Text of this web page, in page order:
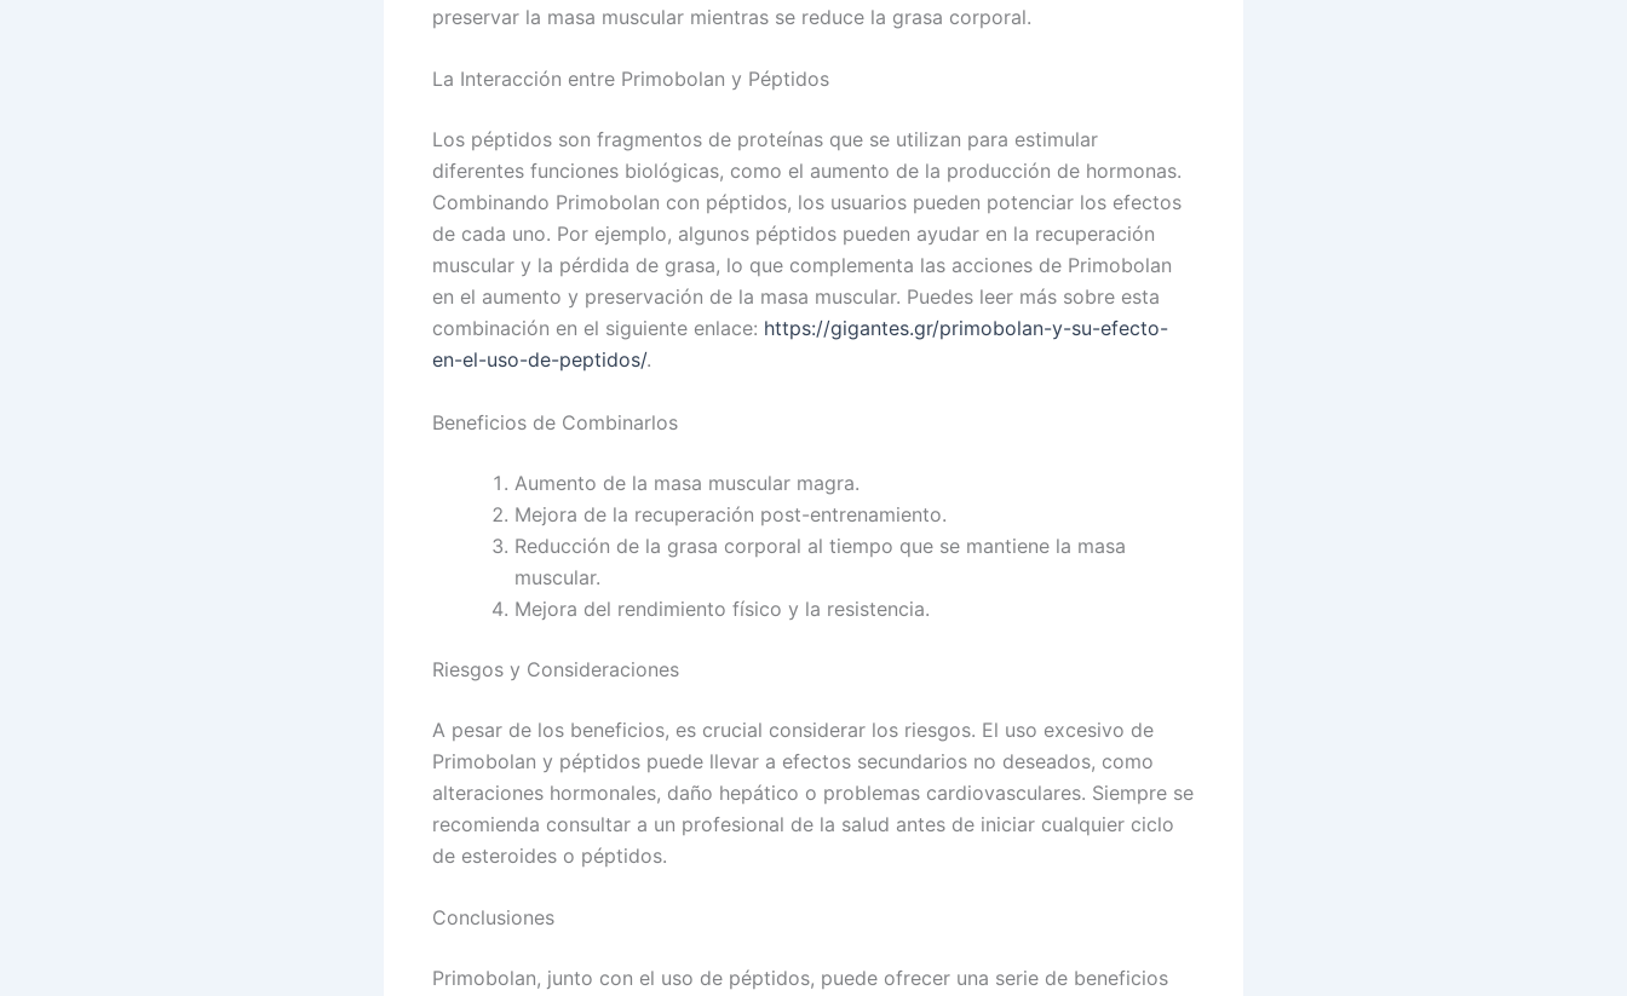
preservar la masa muscular mientras se reduce la grasa corporal.
La Interacción entre Primobolan y Péptidos
Los péptidos son fragmentos de proteínas que se utilizan para estimular
diferentes funciones biológicas, como el aumento de la producción de hormonas.
Combinando Primobolan con péptidos, los usuarios pueden potenciar los efectos
de cada uno. Por ejemplo, algunos péptidos pueden ayudar en la recuperación
muscular y la pérdida de grasa, lo que complementa las acciones de Primobolan
en el aumento y preservación de la masa muscular. Puedes leer más sobre esta
combinación en el siguiente enlace: https://gigantes.gr/primobolan-y-su-efecto-
en-el-uso-de-peptidos/.
Beneficios de Combinarlos
Aumento de la masa muscular magra.
Mejora de la recuperación post-entrenamiento.
Reducción de la grasa corporal al tiempo que se mantiene la masa
muscular.
Mejora del rendimiento físico y la resistencia.
Riesgos y Consideraciones
A pesar de los beneficios, es crucial considerar los riesgos. El uso excesivo de
Primobolan y péptidos puede llevar a efectos secundarios no deseados, como
alteraciones hormonales, daño hepático o problemas cardiovasculares. Siempre se
recomienda consultar a un profesional de la salud antes de iniciar cualquier ciclo
de esteroides o péptidos.
Conclusiones
Primobolan, junto con el uso de péptidos, puede ofrecer una serie de beneficios